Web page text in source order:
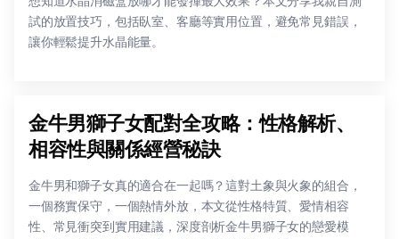
試的放置技巧，包括臥室、客廳等實用位置，避免常見錯誤，
讓你輕鬆提升水晶能量。
金牛男獅子女配對全攻略：性格解析、
相容性與關係經營秘訣
金牛男和獅子女真的適合在一起嗎？這對土象與火象的組合，
一個務實保守，一個熱情外放，本文從性格特質、愛情相容
性、常見衝突到實用建議，深度剖析金牛男獅子女的戀愛模